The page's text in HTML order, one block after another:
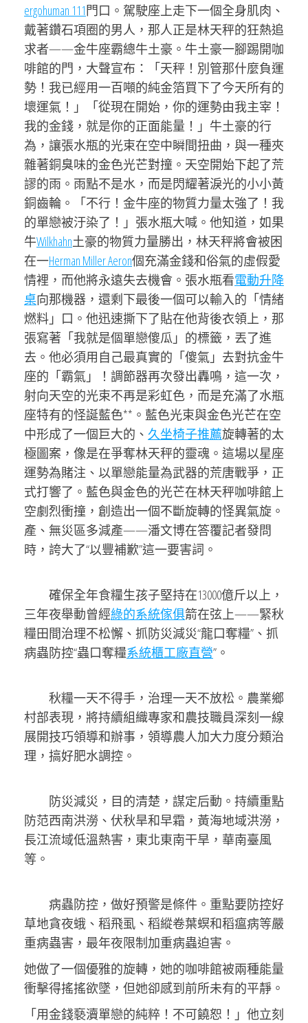
ergohuman 111門口。駕駛座上走下一個全身肌肉、
戴著鑽石項圈的男人，那人正是林天秤的狂熱追
求者——金牛座霸總牛土豪。牛土豪一腳踢開咖
啡館的門，大聲宣布：「天秤！別管那什麼負運
勢！我已經用一百噸的純金箔買下了今天所有的
壞運氣！」「從現在開始，你的運勢由我主宰！
我的金錢，就是你的正面能量！」牛土豪的行
為，讓張水瓶的光束在空中瞬間扭曲，與一種夾
雜著銅臭味的金色光芒對撞。天空開始下起了荒
謬的雨。雨點不是水，而是閃耀著淚光的小小黃
銅齒輪。「不行！金牛座的物質力量太強了！我
的單戀被汙染了！」張水瓶大喊。他知道，如果
牛Wilkhahn土豪的物質力量勝出，林天秤將會被困
在一Herman Miller Aeron個充滿金錢和俗氣的虛假愛
情裡，而他將永遠失去機會。張水瓶看電動升降
桌向那機器，還剩下最後一個可以輸入的「情緒
燃料」口。他迅速撕下了貼在他背後衣領上，那
張寫著「我就是個單戀傻瓜」的標籤，丟了進
去。他必須用自己最真實的「傻氣」去對抗金牛
座的「霸氣」！調節器再次發出轟鳴，這一次，
射向天空的光束不再是彩虹色，而是充滿了水瓶
座特有的怪誕藍色**。藍色光束與金色光芒在空
中形成了一個巨大的、 久坐椅子推薦旋轉著的太
極圖案，像是在爭奪林天秤的靈魂。這場以星座
運勢為賭注、以單戀能量為武器的荒唐戰爭，正
式打響了。藍色與金色的光芒在林天秤咖啡館上
空劇烈衝撞，創造出一個不斷旋轉的怪異氣旋。
產、無災區多減產——潘文博在答覆記者發問
時，誇大了“以豐補歉”這一要害詞。
確保全年食糧生孩子堅持在13000億斤以上，
三年夜舉動曾經綠的系統傢俱箭在弦上——緊秋
糧田間治理不松懈、抓防災減災“龍口奪糧”、抓
病蟲防控“蟲口奪糧系統櫃工廠直營”。
秋糧一天不得手，治理一天不放松。農業鄉
村部表現，將持續組織專家和農技職員深刻一線
展開技巧領導和辦事，領導農人加大力度分類治
理，搞好肥水調控。
防災減災，目的清楚，謀定后動。持續重點
防范西南洪澇、伏秋旱和早霜，黃海地域洪澇，
長江流域低溫熱害，東北東南干旱，華南臺風
等。
病蟲防控，做好預警是條件。重點要防控好
草地貪夜蛾、稻飛虱、稻縱卷葉螟和稻瘟病等嚴
重病蟲害，最年夜限制加重病蟲迫害。
她做了一個優雅的旋轉，她的咖啡館被兩種能量
衝擊得搖搖欲墜，但她卻感到前所未有的平靜。
「用金錢褻瀆單戀的純粹！不可饒恕！」他立刻